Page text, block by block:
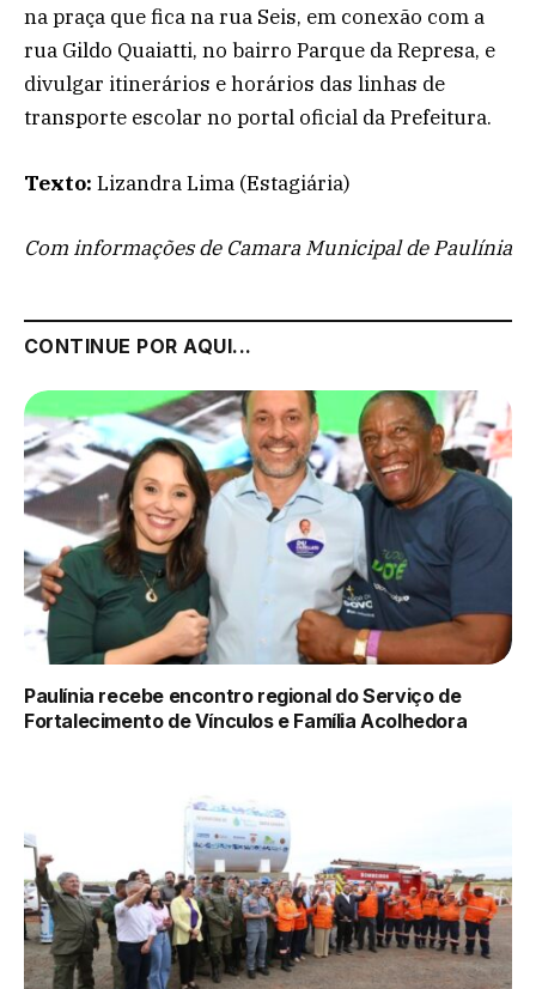
na praça que fica na rua Seis, em conexão com a
rua Gildo Quaiatti, no bairro Parque da Represa, e
divulgar itinerários e horários das linhas de
transporte escolar no portal oficial da Prefeitura.
Texto: Lizandra Lima (Estagiária)
Com informações de Camara Municipal de Paulínia
CONTINUE POR AQUI...
Paulínia recebe encontro regional do Serviço de
Fortalecimento de Vínculos e Família Acolhedora